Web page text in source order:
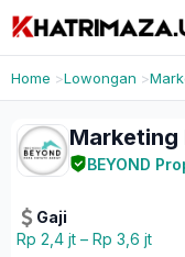
Home Lowongan
Marketing
BEYOND
Gaji
Rp 2,4 jt – Rp 3,6 jt